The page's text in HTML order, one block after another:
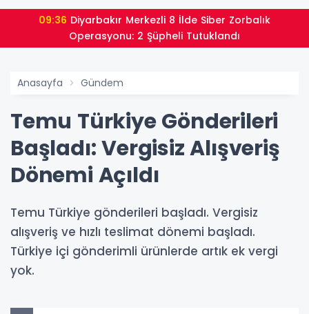
09:36
Operasyonu: 2 Şüpheli Tutuklandı
Anasayfa Gündem
Temu Türkiye Gönderileri
Başladı: Vergisiz Alışveriş
Dönemi Açıldı
Temu Türkiye gönderileri başladı. Vergisiz
alışveriş ve hızlı teslimat dönemi başladı.
Türkiye içi gönderimli ürünlerde artık ek vergi
yok.